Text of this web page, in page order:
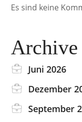
Es sind keine
Archive
Juni 2026
Dezember
September